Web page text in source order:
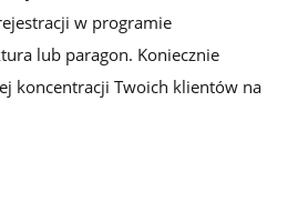
w programie
lub paragon. Koniecznie
koncentracji Twoich klientów na